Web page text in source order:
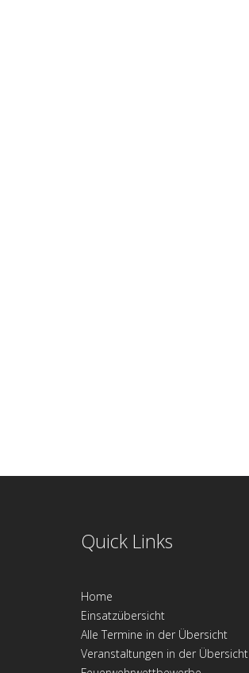
Quick Links
Home
Einsatzübersicht
Alle Termine in der Übersicht
Veranstaltungen in der Übersicht